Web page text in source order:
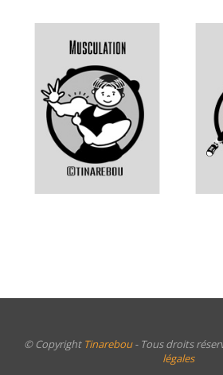
© Copyright Tinarebou- Tous droits
légales